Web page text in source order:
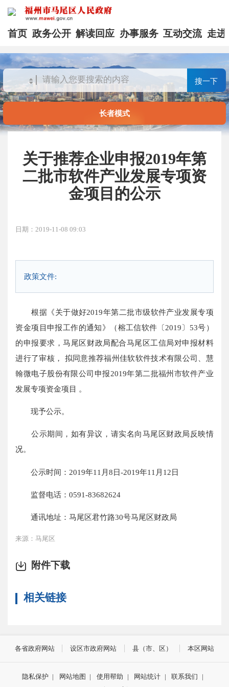
首页 政务公开 解读回应 办事服务 互动交流 走进
搜一下
长者模式
关于推荐企业申报2019年第
二批市软件产业发展专项资
金项目的公示
日期：2019-11-08 09:03
政策文件:
根据《关于做好2019年第二批市级软件产业发展专项
资金项目申报工作的通知》
（榕工信软件〔2019〕53号）
的申报要求，马 尾区财政局配合马尾区工信局对申报材料
进行了审核，
拟同意推荐福州佳软软件技术有限公司、慧
翰微电子股份有限公司申报2019年第二批福州市软件产业
发展专项资金项目 。
现予公示。
公示期间，如有异议，请实名向马尾区财政局反映情
况。
公示时间：2019年11月8日-2019年11月12日
监督电话：0591-83682624
通讯地址：马尾区君竹路30号马尾区财政局
来源：马尾区
附件下载
相关链接
各省政府网站 设区市政府网站 县（市、区） 本区网站
隐私保护 | 网站地图 | 使用帮助 | 网站统计 | 联系我们
|